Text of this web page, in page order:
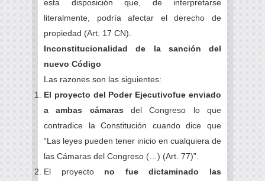
esta disposición que, de interpretarse
literalmente, podría afectar el derecho de
propiedad (Art. 17 CN).
Inconstitucionalidad de la sanción del
nuevo Código
Las razones son las siguientes:
El proyecto del Poder Ejecutivofue enviado
a ambas cámaras del Congreso lo que
contradice la Constitución cuando dice que
“Las leyes pueden tener inicio en cualquiera de
las Cámaras del Congreso (…) (Art. 77)”.
El proyecto no fue dictaminado las